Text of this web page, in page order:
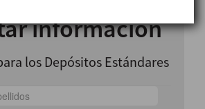
información
los Depósitos Estándares